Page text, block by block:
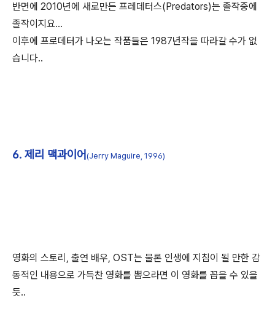
반면에 2010년에 새로만든 프레데터스(Predators)는 졸작중에
졸작이지요...
이후에 프로데터가 나오는 작품들은 1987년작을 따라갈 수가 없
습니다..
6. 제리 맥과이어 (Jerry Maguire, 1996)
영화의 스토리, 출연 배우, OST는 물론 인생에 지침이 될 만한 감
동적인 내용으로 가득찬 영화를 뽑으라면 이 영화를 꼽을 수 있을
듯..